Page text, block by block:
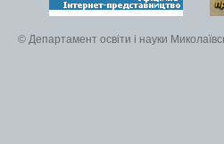
© Департамент освіти і науки